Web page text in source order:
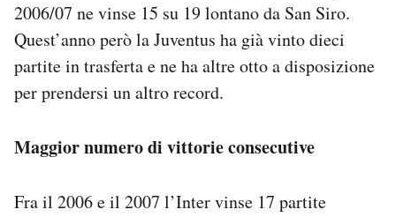
2006/07 ne vinse 15 su 19 lontano da San Siro.
Quest’anno però la Juventus ha già vinto dieci
partite in trasferta e ne ha altre otto a disposizione
per prendersi un altro record.
Maggior numero di vittorie consecutive
Fra il 2006 e il 2007 l’Inter vinse 17 partite